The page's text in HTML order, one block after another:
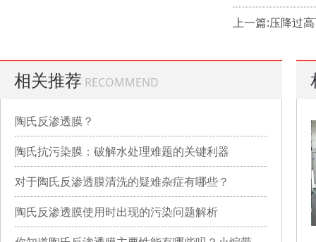
上一篇:压降过
相关推荐 RECOMMEND
陶氏反渗透膜？
陶氏抗污染膜：破解水处理难题的关键利器
对于陶氏反渗透膜清洗的疑难杂症有哪些？
陶氏反渗透膜使用时出现的污染问题解析